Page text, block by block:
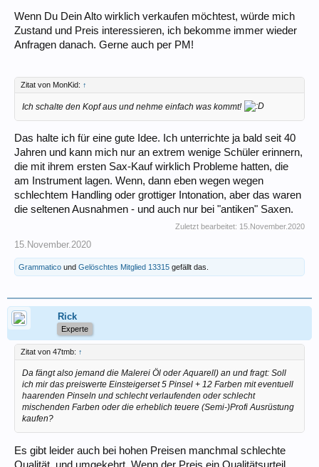
Wenn Du Dein Alto wirklich verkaufen möchtest, würde mich
Zustand und Preis interessieren, ich bekomme immer wieder
Anfragen danach. Gerne auch per PM!
Zitat von MonKid: ↑
Ich schalte den Kopf aus und nehme einfach was kommt!
Das halte ich für eine gute Idee. Ich unterrichte ja bald seit 40
Jahren und kann mich nur an extrem wenige Schüler erinnern,
die mit ihrem ersten Sax-Kauf wirklich Probleme hatten, die
am Instrument lagen. Wenn, dann eben wegen wegen
schlechtem Handling oder grottiger Intonation, aber das waren
die seltenen Ausnahmen - und auch nur bei "antiken" Saxen.
Zuletzt bearbeitet: 15.November.2020
15.November.2020
Grammatico und Gelöschtes Mitglied 13315 gefällt das.
Rick
Experte
Zitat von 47tmb: ↑
Da fängt also jemand die Malerei Öl oder Aquarell) an und fragt: Soll
ich mir das preiswerte Einsteigerset 5 Pinsel + 12 Farben mit eventuell
haarenden Pinseln und schlecht verlaufenden oder schlecht
mischenden Farben oder die erheblich teuere (Semi-)Profi Ausrüstung
kaufen?
Es gibt leider auch bei hohen Preisen manchmal schlechte